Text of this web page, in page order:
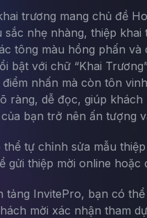
trương mang chủ đề
sắc nhẹ nhàng, thiệp
tông màu hồng phấn
bật với chữ “Khai
nhấn mà còn tôn
ràng, dễ đọc, giúp khách
bạn trở nên ấn tượng
thể tự chỉnh sửa mẫu
gửi thiệp mời online
tảng InvitePro, bạn có
mời xác nhận tham